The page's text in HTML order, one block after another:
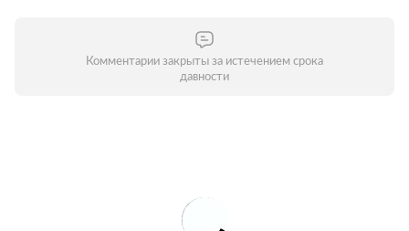
Комментарии закрыты за истечением срока
давности